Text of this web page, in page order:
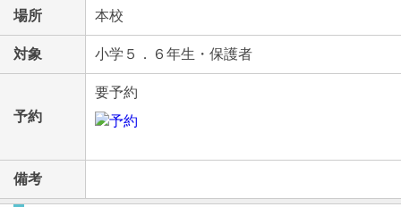
場所 本校
対象 小学５．６年生・保護者
予約
要予約
備考